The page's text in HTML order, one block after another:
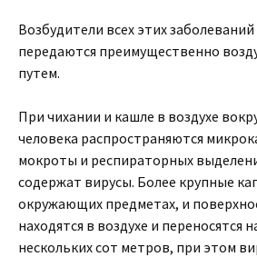
Возбудители всех этих
передаются преимущественно
путем.
При чихании и кашле в воздухе
человека распространяются
мокроты и респираторных
содержат вирусы. Более крупные
окружающих предметах, и
находятся в воздухе и переносятся
нескольких сот метров, при этом